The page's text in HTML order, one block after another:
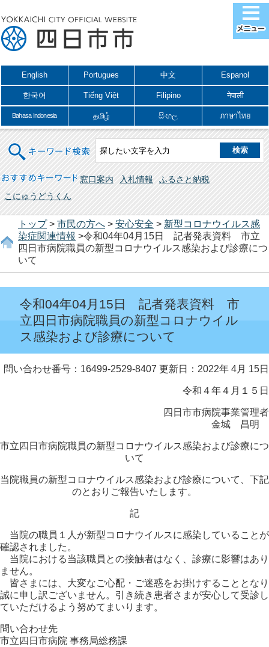
English Portugues 中文 Espanol
한국어 Tiếng Việt Filipino नेपाली
Bahasa Indonesia தமிழ் සිංහල ภาษาไทย
キーワード検索
おすすめキーワード 窓口案内 入札情報
ふるさと納税
こにゅうどうくん
トップ> 市民の方へ > 安心安全 > 新型コロナウイルス感
染症関連情報 >令和04年04月15日 記者発表資料 市立
四日市病院職員の新型コロナウイルス感染および診療につ
いて
令和04年04月15日 記者発表資料 市
立四日市病院職員の新型コロナウイル
ス感染および診療について
問い合わせ番号：16499-2529-8407 更新日：2022年 4月 15日
令和４年４月１５日
四日市市病院事業管理者
金城 昌明
市立四日市病院職員の新型コロナウイルス感染および診療につ
いて
当院職員の新型コロナウイルス感染および診療について、下記
のとおりご報告いたします。
記
当院の職員１人が新型コロナウイルスに感染していることが
確認されました。
当院における当該職員との接触者はなく、診療に影響はあり
ません。
皆さまには、大変なご心配・ご迷惑をお掛けすることとなり
誠に申し訳ございません。引き続き患者さまが安心して受診し
ていただけるよう努めてまいります。
問い合わせ先
市立四日市病院 事務局総務課